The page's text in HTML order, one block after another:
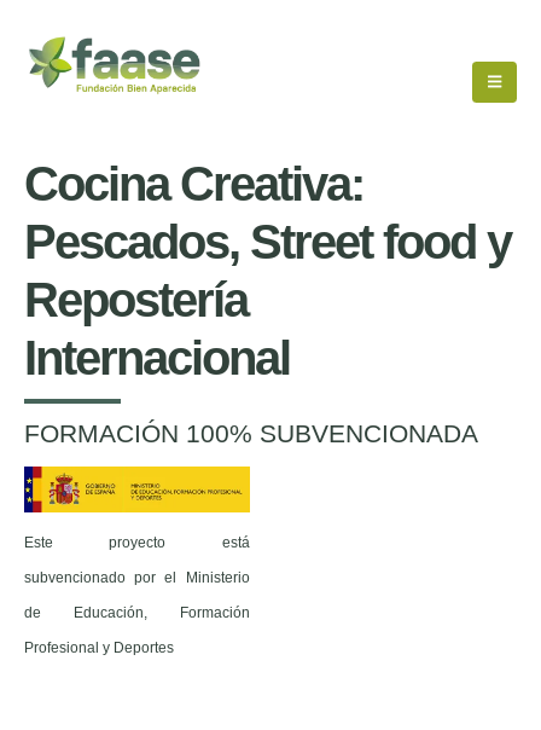
Cocina Creativa:
Pescados, Street food y
Repostería
Internacional
FORMACIÓN 100% SUBVENCIONADA
Este proyecto está
subvencionado por el Ministerio
de Educación, Formación
Profesional y Deportes